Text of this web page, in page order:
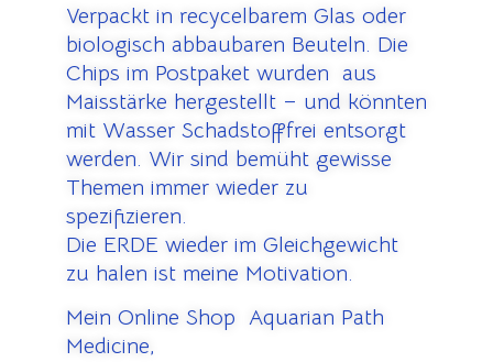
Verpackt in recycelbarem Glas oder
biologisch abbaubaren Beuteln. Die
Chips im Postpaket wurden aus
Maisstärke hergestellt – und könnten
mit Wasser Schadstofffrei entsorgt
werden. Wir sind bemüht gewisse
Themen immer wieder zu
spezifizieren.
Die ERDE wieder im Gleichgewicht
zu halen ist meine Motivation.
Mein Online Shop Aquarian Path
Medicine,